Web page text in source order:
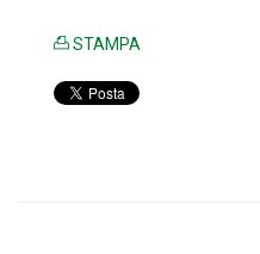
STAMPA